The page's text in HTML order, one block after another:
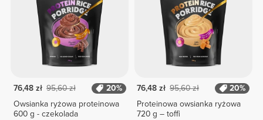
76,48 zł 95,60 zł
20%
Owsianka ryżowa proteinowa
600 g - czekolada
76,48 zł 95,60 zł
20%
Proteinowa owsianka ryżowa
720 g – toffi